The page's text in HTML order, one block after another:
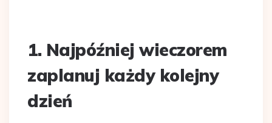
1. Najpóźniej wieczorem
zaplanuj każdy kolejny
dzień